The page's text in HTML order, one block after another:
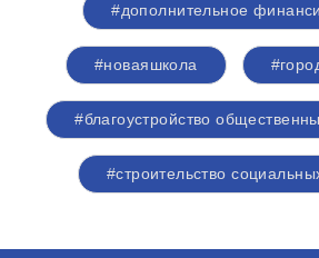
#дополнительное
#новаяшкола
#благоустройство
#строительство